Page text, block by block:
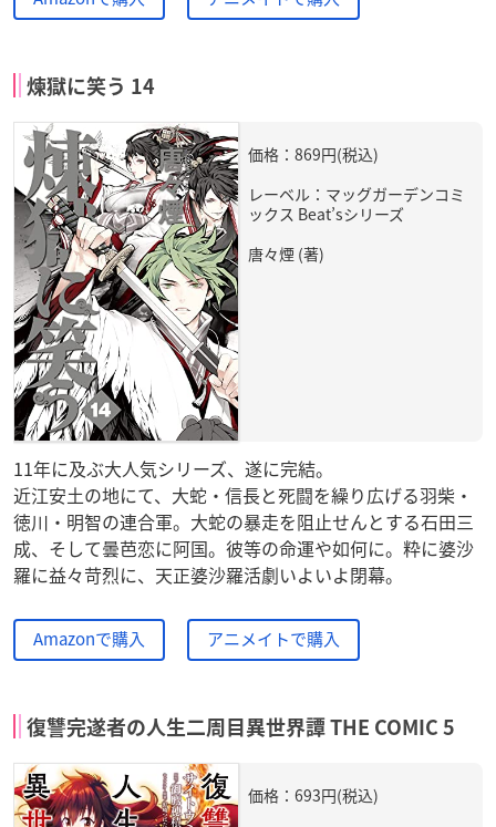
煉獄に笑う 14
価格：869円(税込)
レーベル：マッグガーデンコミ
ックス Beat’sシリーズ
唐々煙 (著)
11年に及ぶ大人気シリーズ、遂に完結。
近江安土の地にて、大蛇・信長と死闘を繰り広げる羽柴・
徳川・明智の連合軍。大蛇の暴走を阻止せんとする石田三
成、そして曇芭恋に阿国。彼等の命運や如何に。粋に婆沙
羅に益々苛烈に、天正婆沙羅活劇いよいよ閉幕。
Amazonで購入 アニメイトで購入
復讐完遂者の人生二周目異世界譚 THE COMIC 5
価格：693円(税込)